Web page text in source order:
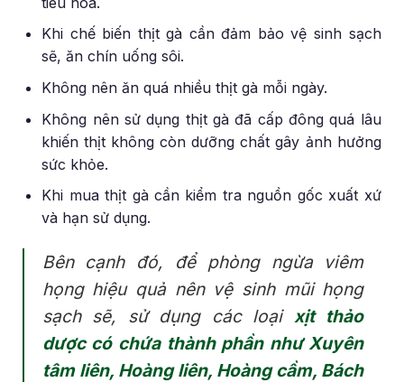
Khi chế biến thịt gà cần đảm bảo vệ sinh sạch
sẽ, ăn chín uống sôi.
Không nên ăn quá nhiều thịt gà mỗi ngày.
Không nên sử dụng thịt gà đã cấp đông quá lâu
khiến thịt không còn dưỡng chất gây ảnh hưởng
sức khỏe.
Khi mua thịt gà cần kiểm tra nguồn gốc xuất xứ
và hạn sử dụng.
Bên cạnh đó, để phòng ngừa viêm
họng hiệu quả nên vệ sinh mũi họng
sạch sẽ, sử dụng các loại xịt thảo
dược có chứa thành phần như Xuyên
tâm liên, Hoàng liên, Hoàng cầm, Bách